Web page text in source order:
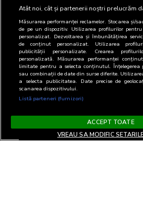
Atât noi, cât și partenerii noștri prelucrăm
Măsurarea performanței reclamelor. Stocarea și/
de pe un dispozitiv. Utilizarea profilurilor
personalizat. Dezvoltarea și îmbunătățirea
de conținut personalizat. Utilizarea
publicității personalizate. Crearea
personalizată. Măsurarea performanței
limitate pentru a selecta conținutul.
sau combinații de date din surse diferite.
a selecta publicitatea. Date precise de
scanarea dispozitivului.
Listă parteneri (furnizori)
ACCEPT TOATE
VREAU SA MODIFIC